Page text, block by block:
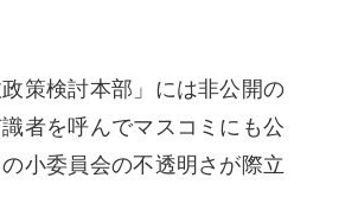
策検討本部」には非公開の
者を呼んでマスコミにも公
小委員会の不透明さが際立